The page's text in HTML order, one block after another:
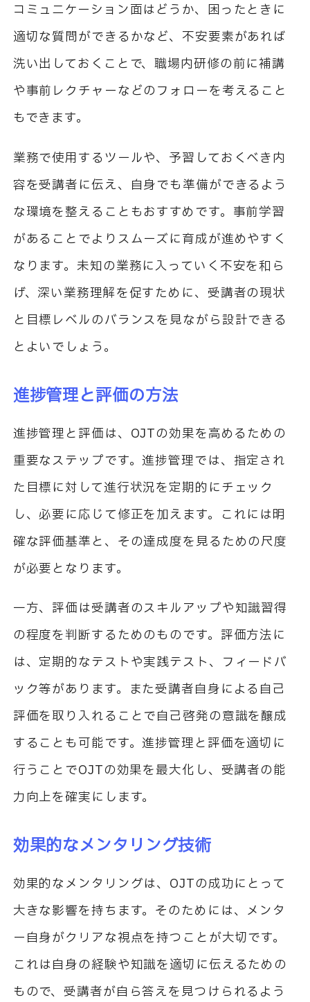
コミュニケーション面はどうか、困ったときに
適切な質問ができるかなど、不安要素があれば
洗い出しておくことで、職場内研修の前に補講
や事前レクチャーなどのフォローを考えること
もできます。
業務で使用するツールや、予習しておくべき内
容を受講者に伝え、自身でも準備ができるよう
な環境を整えることもおすすめです。事前学習
があることでよりスムーズに育成が進めやすく
なります。未知の業務に入っていく不安を和ら
げ、深い業務理解を促すために、受講者の現状
と目標レベルのバランスを見ながら設計できる
とよいでしょう。
進捗管理と評価の方法
進捗管理と評価は、 OJTの効果を高めるための
重要なステップです。進捗管理では、指定され
た目標に対して進行状況を定期的にチェック
し、必要に応じて修正を加えます。これには明
確な評価基準と、その達成度を見るための尺度
が必要となります。
一方、評価は受講者のスキルアップや知識習得
の程度を判断するためのものです。評価方法に
は、定期的なテストや実践テスト、フィードバ
ック等があります。また受講者自身による自己
評価を取り入れることで自己啓発の意識を醸成
することも可能です。進捗管理と評価を適切に
行うことでOJTの効果を最大化し、受講者の能
力向上を確実にします。
効果的なメンタリング技術
効果的なメンタリングは、 OJTの成功にとって
大きな影響を持ちます。そのためには、メンタ
ー自身がクリアな視点を持つことが大切です。
これは自身の経験や知識を適切に伝えるための
もので、受講者が自ら答えを見つけられるよう